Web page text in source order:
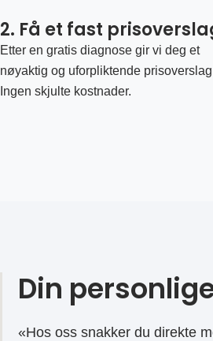
2. Få et fast
Etter en gratis diagnose gir vi deg et
nøyaktig og uforpliktende
Ingen skjulte kostnader.
Din
«Hos oss snakker du direkte